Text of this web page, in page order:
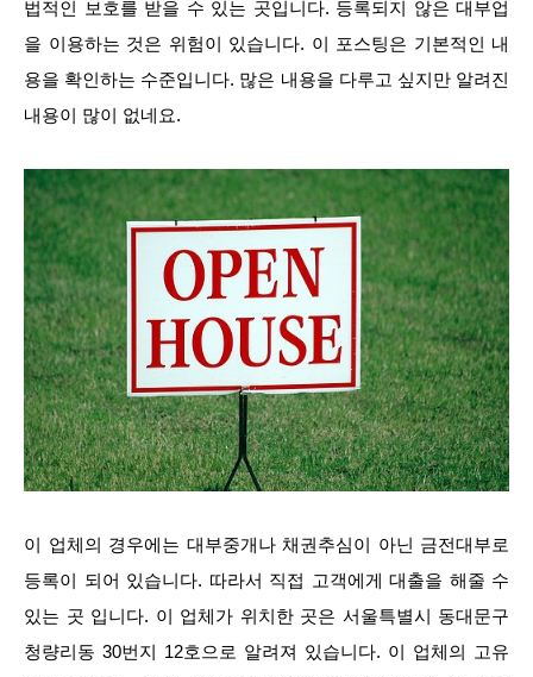
법적인 보호를 받을 수 있는 곳입니다. 등록되지 않은 대부업
을 이용하는 것은 위험이 있습니다. 이 포스팅은 기본적인 내
용을 확인하는 수준입니다. 많은 내용을 다루고 싶지만 알려진
내용이 많이 없네요.
이 업체의 경우에는 대부중개나 채권추심이 아닌 금전대부로
등록이 되어 있습니다. 따라서 직접 고객에게 대출을 해줄 수
있는 곳 입니다. 이 업체가 위치한 곳은 서울특별시 동대문구
청량리동 30번지 12호으로 알려져 있습니다. 이 업체의 고유